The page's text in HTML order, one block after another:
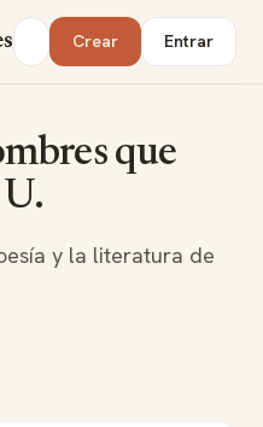
Buscar Crear Entrar
que
y la literatura de